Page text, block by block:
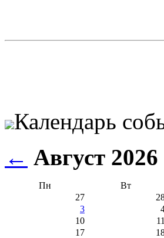
Календарь
← Август 2026
Пн Вт
27
3
10
11
17